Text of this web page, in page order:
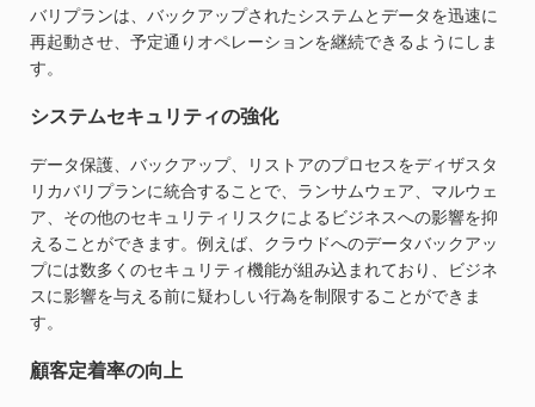
バリプランは、バックアップされたシステムとデータを迅速に
再起動させ、予定通りオペレーションを継続できるようにしま
す。
システムセキュリティの強化
データ保護、バックアップ、リストアのプロセスをディザスタ
リカバリプランに統合することで、ランサムウェア、マルウェ
ア、その他のセキュリティリスクによるビジネスへの影響を抑
えることができます。例えば、クラウドへのデータバックアッ
プには数多くのセキュリティ機能が組み込まれており、ビジネ
スに影響を与える前に疑わしい行為を制限することができま
す。
顧客定着率の向上